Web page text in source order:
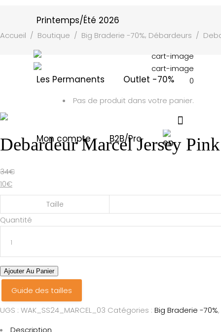
Printemps/Été 2026
Les Permanents Outlet -70%
Mon compte B2B/Pro
0
Pas de produit dans votre panier.
Accueil / Boutique / Big Braderie -70%, Débardeurs /
Debardeur Marcel Jersey
34€
10€
Taille
Debardeur
Jersey
Pink
Crush
Dolphin
quantité
Quantité
Ajouter Au Panier
Guide des tailles
UGS : WAK_SS24_MARCEL_03 Catégories : Big Braderie -70%,
Description